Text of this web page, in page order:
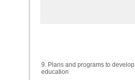
9. Plans and programs to
education